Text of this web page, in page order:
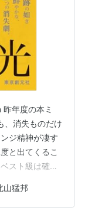
年度の本ミ
、消失ものだけ
ジ精神が凄す
と出てくるこ
スト級は確定
はり北山猛邦
」だったから
山猛邦